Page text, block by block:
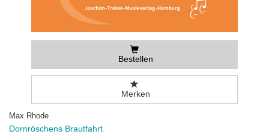
Bestellen
Merken
Max Rhode
Dornröschens Brautfahrt